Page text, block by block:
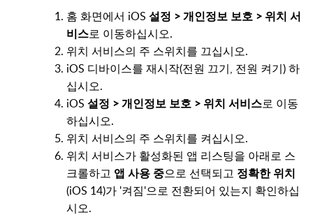
홈 화면에서 iOS 설정 > 개인정보 보호 > 위치 서
비스로 이동하십시오.
위치 서비스의 주 스위치를 끄십시오.
iOS 디바이스를 재시작(전원 끄기, 전원 켜기) 하
십시오.
iOS 설정 > 개인정보 보호 > 위치 서비스로 이동
하십시오.
위치 서비스의 주 스위치를 켜십시오.
위치 서비스가 활성화된 앱 리스팅을 아래로 스
크롤하고 앱 사용 중으로 선택되고 정확한 위치
(iOS 14)가 '켜짐'으로 전환되어 있는지 확인하십
시오.